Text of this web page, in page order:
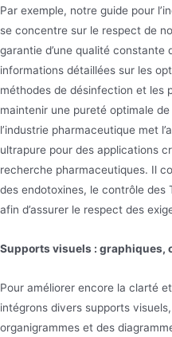
Par exemple, notre guide pour
se concentre sur le respect de
garantie d’une qualité constante
informations détaillées sur les
méthodes de désinfection et les
maintenir une pureté optimale
l’industrie pharmaceutique met
ultrapure pour des applications
recherche pharmaceutiques. Il
des endotoxines, le contrôle des
afin d’assurer le respect des
Supports visuels : graphiques,
Pour améliorer encore la clarté
intégrons divers supports
organigrammes et des